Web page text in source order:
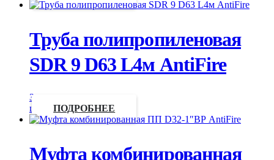
Труба полипропиленовая
SDR 9 D63 L4м AntiFire
Запросить
цену
ПОДРОБНЕЕ
Муфта комбинированная